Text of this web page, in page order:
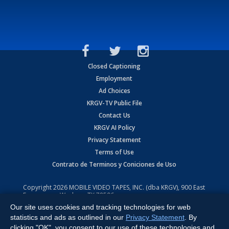
Closed Captioning
Employment
Ad Choices
KRGV-TV Public File
Contact Us
KRGV AI Policy
Privacy Statement
Terms of Use
Contrato de Terminos y Coniciones de Uso
Copyright2026 MOBILE VIDEO TAPES, INC. (dba KRGV), 900 East
Expressway, Weslaco, TX 78596.
All Rights Reserved. Powered by:Ruby Shore Software
Our site uses cookies and tracking technologies for web
statistics and ads as outlined in our Privacy Statement . By